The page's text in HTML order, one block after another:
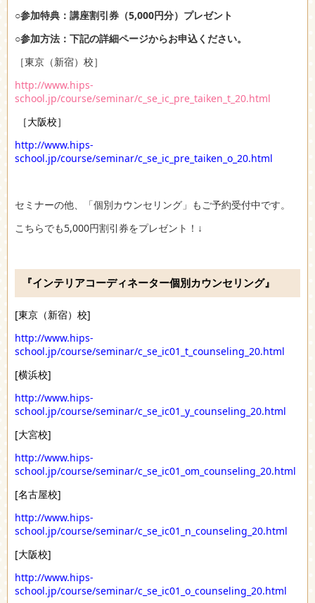
○参加特典：講座割引券（5,000円分）プレゼント
○参加方法：下記の詳細ページからお申込ください。
［東京（新宿）校］
http://www.hips-
school.jp/course/seminar/c_se_ic_pre_taiken_t_20.html
［大阪校］
http://www.hips-
school.jp/course/seminar/c_se_ic_pre_taiken_o_20.html
セミナーの他、「個別カウンセリング」もご予約受付中です。
こちらでも5,000円割引券をプレゼント！↓
『インテリアコーディネーター個別カウンセリング』
[東京（新宿）校]
http://www.hips-
school.jp/course/seminar/c_se_ic01_t_counseling_20.html
[横浜校]
http://www.hips-
school.jp/course/seminar/c_se_ic01_y_counseling_20.html
[大宮校]
http://www.hips-
school.jp/course/seminar/c_se_ic01_om_counseling_20.html
[名古屋校]
http://www.hips-
school.jp/course/seminar/c_se_ic01_n_counseling_20.html
[大阪校]
http://www.hips-
school.jp/course/seminar/c_se_ic01_o_counseling_20.html